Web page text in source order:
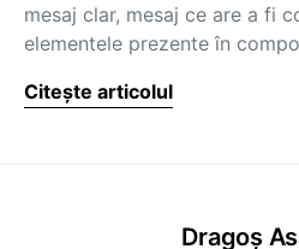
mesaj clar, mesaj ce are a fi
elementele prezente în
Citește articolul
Dragoș